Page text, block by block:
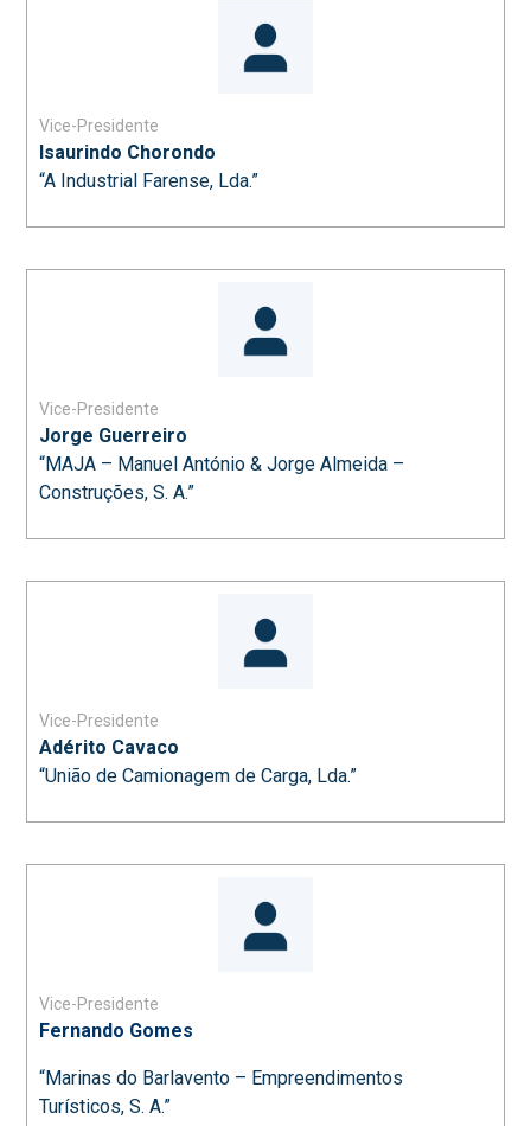
Vice-Presidente
Isaurindo Chorondo
“A Industrial Farense, Lda.”
Vice-Presidente
Jorge Guerreiro
“MAJA – Manuel António & Jorge Almeida –
Construções, S. A.”
Vice-Presidente
Adérito Cavaco
“União de Camionagem de Carga, Lda.”
Vice-Presidente
Fernando Gomes
“Marinas do Barlavento – Empreendimentos
Turísticos, S. A.”